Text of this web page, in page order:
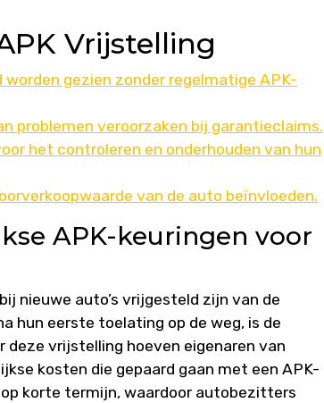
Vrijstelling
gezien zonder regelmatige APK-
problemen veroorzaken bij garantieclaims.
het controleren en onderhouden van hun
van de auto beïnvloeden.
APK-keuringen voor
nieuwe auto’s vrijgesteld zijn van de
hun eerste toelating op de weg, is de
deze vrijstelling hoeven eigenaren van
kosten die gepaard gaan met een APK-
korte termijn, waardoor autobezitters